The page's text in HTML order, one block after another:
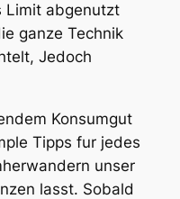
Limit abgenutzt
ganze Technik
Jedoch
Konsumgut
Tipps fur jedes
unser
lasst. Sobald